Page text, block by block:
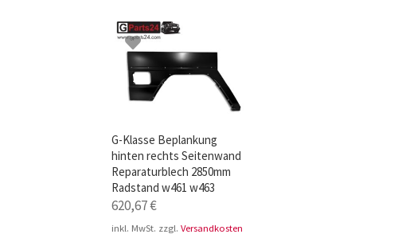
TOP-Seller: G-Klasse Trittbretter schwarz für den w463
Impressum
G-Klasse Beplankung
hinten rechts Seitenwand
Reparaturblech 2850mm
Radstand w461 w463
620,67€
inkl. MwSt. zzgl.Versandkosten